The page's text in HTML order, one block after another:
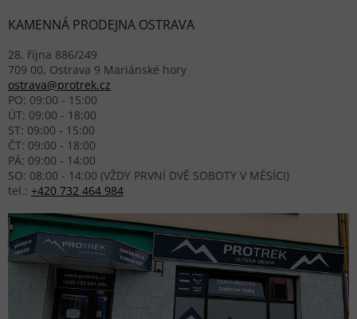
KAMENNÁ PRODEJNA OSTRAVA
28. října 886/249
709 00, Ostrava 9 Mariánské hory
ostrava@protrek.cz
PO: 09:00 - 15:00
ÚT: 09:00 - 18:00
ST: 09:00 - 15:00
ČT: 09:00 - 18:00
PÁ: 09:00 - 14:00
SO: 08:00 - 14:00 (VŽDY PRVNÍ DVĚ SOBOTY V MĚSÍCI)
tel.: +420 732 464 984